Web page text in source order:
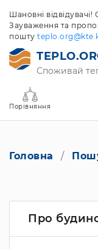
Шановні
Зауваження та
пошту
Споживай
Порівняння
Головна
Про